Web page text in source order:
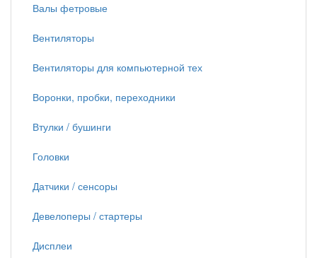
Валы фетровые
Вентиляторы
Вентиляторы для компьютерной тех
Воронки, пробки, переходники
Втулки / бушинги
Головки
Датчики / сенсоры
Девелоперы / стартеры
Дисплеи